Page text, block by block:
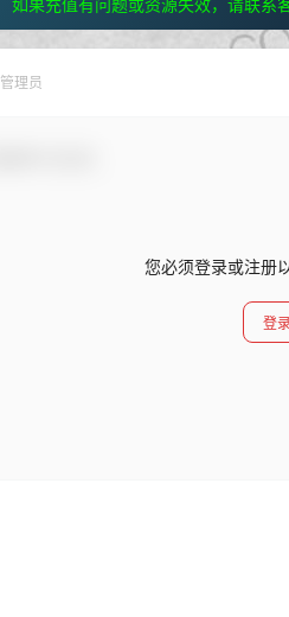
管理员
您必须登录或注册
登